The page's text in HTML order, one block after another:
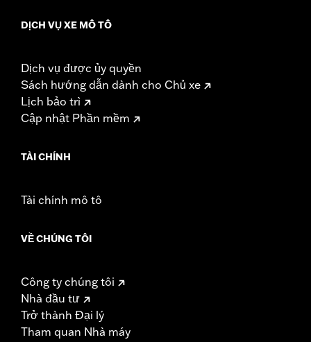
DỊCH VỤ XE MÔ TÔ
Dịch vụ được ủy quyền
Sách hướng dẫn dành cho Chủ xe
Lịch bảo trì
Cập nhật Phần mềm
TÀI CHÍNH
Tài chính mô tô
VỀ CHÚNG TÔI
Công ty chúng tôi
Nhà đầu tư
Trở thành Đại lý
Tham quan Nhà máy